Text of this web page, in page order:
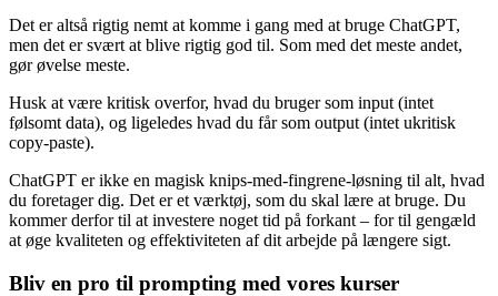
Det er altså rigtig nemt at komme i gang med at bruge ChatGPT,
men det er svært at blive rigtig god til. Som med det meste andet,
gør øvelse meste.
Husk at være kritisk overfor, hvad du bruger som input (intet
følsomt data), og ligeledes hvad du får som output (intet ukritisk
copy-paste).
ChatGPT er ikke en magisk knips-med-fingrene-løsning til alt, hvad
du foretager dig. Det er et værktøj, som du skal lære at bruge. Du
kommer derfor til at investere noget tid på forkant – for til gengæld
at øge kvaliteten og effektiviteten af dit arbejde på længere sigt.
Bliv en pro til prompting med vores kurser